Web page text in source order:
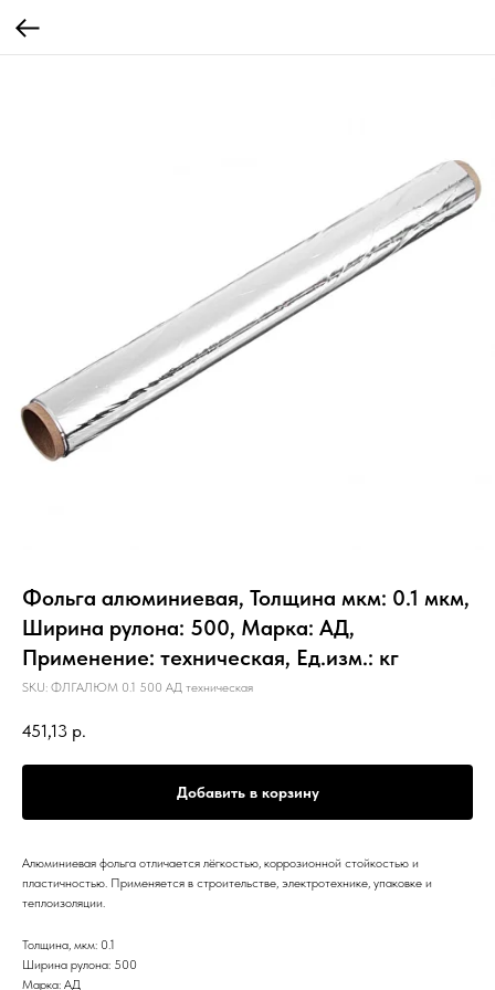
Фольга алюминиевая, Толщина мкм: 0.1 мкм,
Ширина рулона: 500, Марка: АД,
Применение: техническая, Ед.изм.: кг
SKU: ФЛГАЛЮМ 0.1 500 АД техническая
451,13 р.
Добавить в корзину
Алюминиевая фольга отличается лёгкостью, коррозионной стойкостью и
пластичностью. Применяется в строительстве, электротехнике, упаковке и
теплоизоляции.
Толщина, мкм: 0.1
Ширина рулона: 500
Марка: АД